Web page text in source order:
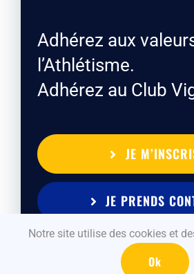
Adhérez aux
l’Athlétisme.
Adhérez au Club
JE
JE PRENDS
Notre site utilise des cookies et
Ok